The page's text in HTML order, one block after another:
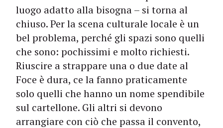
luogo adatto alla bisogna – si torna al
chiuso. Per la scena culturale locale è un
bel problema, perché gli spazi sono quelli
che sono: pochissimi e molto richiesti.
Riuscire a strappare una o due date al
Foce è dura, ce la fanno praticamente
solo quelli che hanno un nome spendibile
sul cartellone. Gli altri si devono
arrangiare con ciò che passa il convento,